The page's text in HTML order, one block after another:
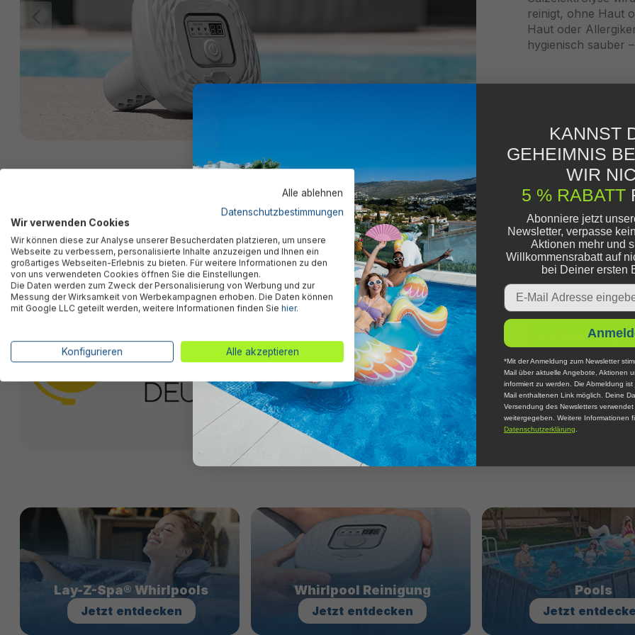
reinigt, ohne Haut oder Augen zu
Haut oder Allergiker ist diese
hygienisch sauber – ganz ohne
Höchste
Service
Unser engagierter,
Dir jederzeit zur
durch eine2-
und Vertrauen
Anliegen schnell
der Wartung zu
genießen kannst.
Lay-Z-Spa® Whirlpools
Jetzt entdecken
Whirlpool Reinigung
Jetzt entdecken
Pools
Jetzt
Alle ablehnen
Datenschutzbestimmungen
Wir verwenden Cookies
Wir können diese zur Analyse unserer Besucherdaten platzieren, um unsere
Webseite zu verbessern, personalisierte Inhalte anzuzeigen und Ihnen ein
großartiges Webseiten-Erlebnis zu bieten. Für weitere Informationen zu den
von uns verwendeten Cookies öffnen Sie die Einstellungen.
Die Daten werden zum Zweck der Personalisierung von Werbung und zur
Messung der Wirksamkeit von Werbekampagnen erhoben. Die Daten können
mit Google LLC geteilt werden, weitere Informationen finden Sie hier.
Konfigurieren Alle akzeptieren
KANNST
GEHEIMNIS
WIR
5 % RABATT
Abonniere jetzt
Newsletter, verpasse
Aktionen mehr und
Willkommensrabatt auf
bei Deiner ersten
Email
*Mit der Anmeldung zum Newsletter
Mail über aktuelle Angebote, Aktionen
informiert zu werden. Die Abmeldung
Mail enthaltenen Link möglich. Deine
Versendung des Newsletters
weitergegeben. Weitere Informationen
Datenschutzerklärung